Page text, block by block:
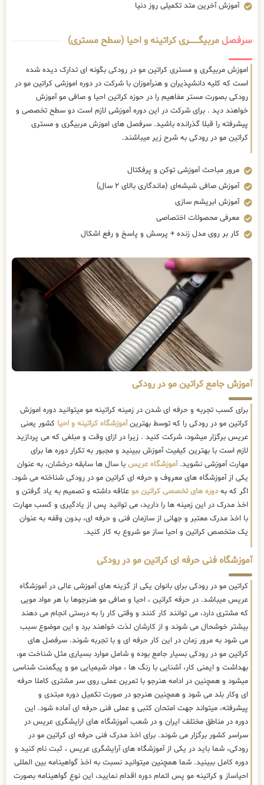
آموزش آخرین متد تکمیلی روز دنیا
سرفصلمربیگــــــــری کراتینه و احیا (سطح مستری)
اموزش مربیگری و مستری کراتین مو در رودکی بگونه ای تدارک دیده شده
است که کلیه دانشپذیران و هنرآموزان با شرکت در دوره اموزشی کراتین مو در
رودکی بصورت مستر مفاهیم را در حوزه کراتین احیا و صافی مو آموزش
خواهند دید . برای شرکت در این دوره آموزشی لازم است دو سطح تخصصی و
پیشرفته را قبلا گذرانده باشید. سرفصل های اموزش مربیگری و مستری
کراتین مو در رودکی به شرح زیر میباشند.
مرور مباحث آموزشی توکن و پرفکتال
آموزش صافی شیشه‌ای (ماندگاری بالای ۲ سال)
آموزش ابریشم سازی
معرفی محصولات اختصاصی
کار بر روی مدل زنده + پرسش و پاسخ و رفع اشکال
آموزش جامع کراتین مو در رودکی
برای کسب تجربه و حرفه ای شدن در زمینه کراتینه مو میتوانید دوره اموزش
کراتین مو در رودکی را که توسط بهترینآموزشگاه کراتینه و احیا کشور یعنی
عریس برگزار میشود، شرکت کنید . زیرا در ازای وقت و مبلغی که می پردازید
لازم است با بهترین کیفیت آموزش ببینید و مجبور به تکرار دوره ها برای
مهارت آموزشی نشوید.آموزشگاه عریس با سال ها سابقه درخشان، به عنوان
یکی از آموزشگاه های معروف و حرفه ای کراتین مو در رودکی شناخته می شود.
اگر که بهدوره های تخصصی کراتین مو علاقه داشته و تصمیم به یاد گرفتن و
اخذ مدرک در این زمینه ها را دارید، می توانید پس از یادگیری و کسب مهارت
با اخذ مدرک معتبر و جهانی از سازمان فنی و حرفه ای، بدون وقفه به عنوان
یک متخصص کراتین و احیا ساز مو شروع به کار کنید.
آموزشگاه فنی حرفه ای کراتین مو در رودکی
کراتین مو در رودکی برای بانوان یکی از گزینه های آموزشی عالی در آموزشگاه
عریس میباشد. در حرفه کراتین ، احیا و صافی مو هنرجوها با هر مواد مویی
که مشتری دارد، می توانند کار کنند و وقتی کار را به درستی انجام می دهند
بیشتر خوشحال می شوند و از کارشان لذت خواهند برد و این موضوع سبب
می شود به مرور زمان در این کار حرفه ای و با تجربه شوند. سرفصل های
کراتین مو در رودکی بسیار جامع بوده و شامل موارد بسیاری مثل شناخت مو،
بهداشت و ایمنی کار، آشنایی با رنگ ها ، مواد شیمیایی مو و پیگمنت شناسی
میشود و همچنین در ادامه هنرجو با تمرین عملی روی سر مشتری کاملا حرفه
ای وکار بلد می شود و همچنین هنرجو در صورت تکمیل دوره مبتدی و
پیشرفته، میتواند جهت امتحان کتبی و عملی فنی حرفه ای آماده شود. این
دوره در مناطق مختلف ایران و در شعب آموزشگاه های ارایشگری عریس در
سراسر کشور برگزار می شوند. برای اخذ مدرک فنی حرفه ای کراتین مو در
رودکی، شما باید در یکی از آموزشگاه های آرایشگری عریس ، ثبت نام کنید و
دوره کامل ببینید. شما همچنین میتوانید نسبت به اخذ گواهینامه بین المللی
احیاساز و کراتینه مو پس اتمام دوره اقدام نمایید، این نوع گواهینامه بصورت